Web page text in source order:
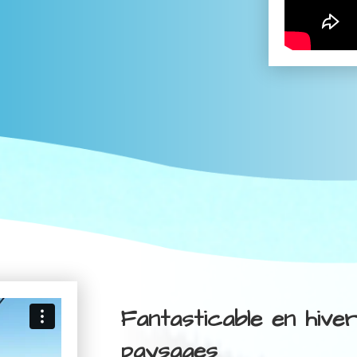
Fantasticable en